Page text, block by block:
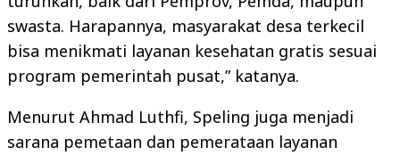
swasta. Harapannya, masyarakat desa terkecil
bisa menikmati layanan kesehatan gratis sesuai
program pemerintah pusat,” katanya.
Menurut Ahmad Luthfi, Speling juga menjadi
sarana pemetaan dan pemerataan layanan